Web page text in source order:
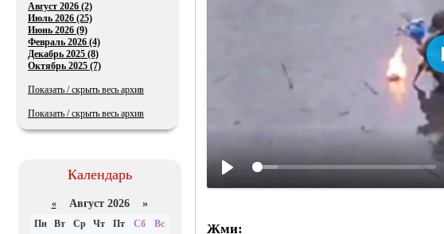
Жми:
Август 2026 (2)
Июль 2026 (25)
Июнь 2026 (9)
Февраль 2026 (4)
Декабрь 2025 (8)
Октябрь 2025 (7)
Показать / скрыть весь архив
Показать / скрыть весь архив
Календарь
«Август 2026 »
Пн Вт Ср Чт Пт Сб
Вс